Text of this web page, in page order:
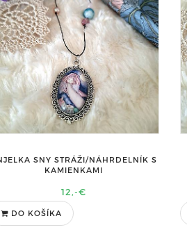
SNY STRÁŽI/NÁHRDELNÍK S
KAMIENKAMI
12,-€
DO KOŠÍKA